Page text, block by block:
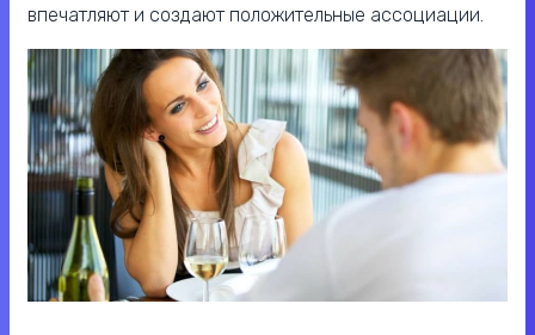
впечатляют и создают положительные ассоциации.